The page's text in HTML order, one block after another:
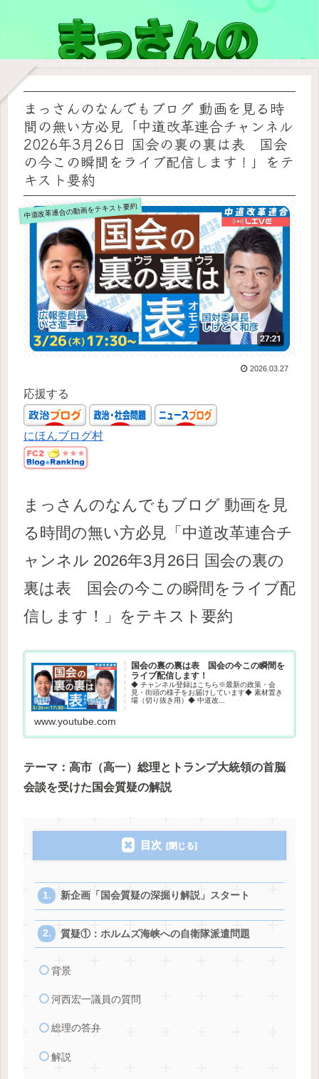
まっさんのなんでもブログ 動画を見る時
間の無い方必見「中道改革連合チャンネル
2026年3月26日 国会の裏の裏は表 国会
の今この瞬間をライブ配信します！」をテ
キスト要約
中道改革連合の動画をテキスト要約
2026.03.27
応援する
にほんブログ村
まっさんのなんでもブログ 動画を見
る時間の無い方必見「中道改革連合チ
ャンネル 2026年3月26日 国会の裏の
裏は表 国会の今この瞬間をライブ配
信します！」をテキスト要約
国会の裏の裏は表 国会の今この瞬間を
ライブ配信します！
◆ チャンネル登録はこちら※最新の政策・会
見・街頭の様子をお届けしています◆ 素材置き
場（切り抜き用）◆ 中道改...
www.youtube.com
テーマ：高市（高一）総理とトランプ大統領の首脳
会談を受けた国会質疑の解説
目次
新企画「国会質疑の深掘り解説」スタート
質疑①：ホルムズ海峡への自衛隊派遣問題
背景
河西宏一議員の質問
総理の答弁
解説